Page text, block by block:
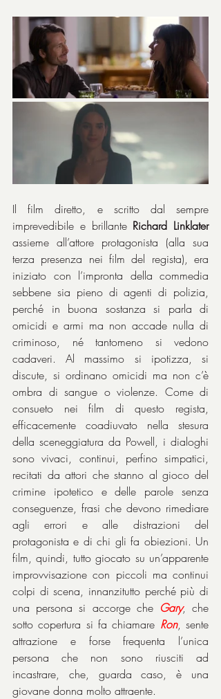
Il film diretto, e scritto dal sempre
imprevedibile e brillante Richard Linklater
assieme all’attore protagonista (alla sua
terza presenza nei film del regista), era
iniziato con l’impronta della commedia
sebbene sia pieno di agenti di polizia,
perché in buona sostanza si parla di
omicidi e armi ma non accade nulla di
criminoso, né tantomeno si vedono
cadaveri. Al massimo si ipotizza, si
discute, si ordinano omicidi ma non c’è
ombra di sangue o violenze. Come di
consueto nei film di questo regista,
efficacemente coadiuvato nella stesura
della sceneggiatura da Powell, i dialoghi
sono vivaci, continui, perfino simpatici,
recitati da attori che stanno al gioco del
crimine ipotetico e delle parole senza
conseguenze, frasi che devono rimediare
agli errori e alle distrazioni del
protagonista e di chi gli fa obiezioni. Un
film, quindi, tutto giocato su un’apparente
improvvisazione con piccoli ma continui
colpi di scena, innanzitutto perché più di
una persona si accorge che Gary, che
sotto copertura si fa chiamare Ron, sente
attrazione e forse frequenta l’unica
persona che non sono riusciti ad
incastrare, che, guarda caso, è una
giovane donna molto attraente.